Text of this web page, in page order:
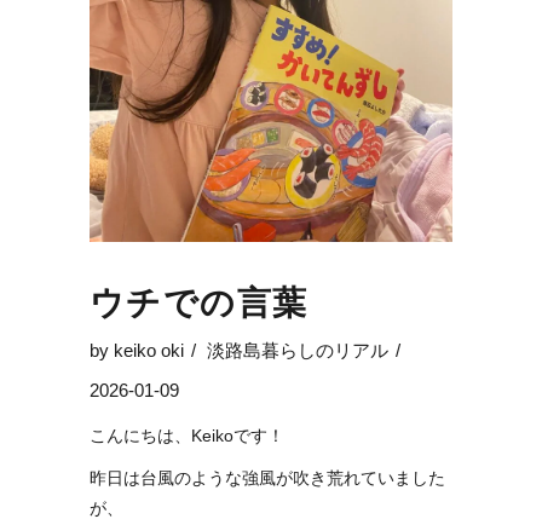
ウチでの言葉
by keiko oki
淡路島暮らしのリアル
2026-01-09
こんにちは、Keikoです！
昨日は台風のような強風が吹き荒れていました
が、